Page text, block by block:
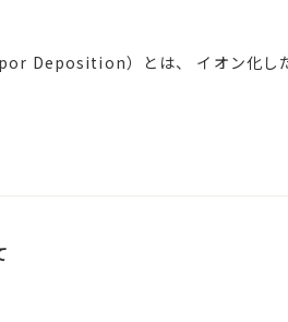
Deposition）とは、 イオン化し